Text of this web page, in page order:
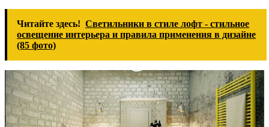
Читайте здесь! Светильники в стиле лофт - стильное
освещение интерьера и правила применения в дизайне
(85 фото)